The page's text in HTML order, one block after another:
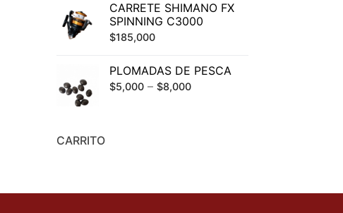
CARRETE SHIMANO FX
SPINNING C3000
$185,000
PLOMADAS DE PESCA
$5,000 – $8,000
CARRITO